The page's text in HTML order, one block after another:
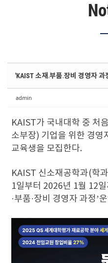
'KAIST 소재․부품․장비 경영자
admin
KAIST가 국내대학 중 처
소부장) 기업을 위한 경영
교육생을 모집한다.
KAIST 신소재공학과(학
1일부터 2026년 1월 12
·부품·장비 경영자 과정’
Sketchbook5,
Sketchbook5,
Sketchbook5,
Sketchbook5,